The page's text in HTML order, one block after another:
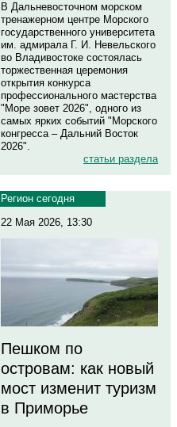
В Дальневосточном морском
тренажерном центре Морского
государственного университета
им. адмирала Г. И. Невельского
во Владивостоке состоялась
торжественная церемония
открытия конкурса
профессионального мастерства
"Море зовет 2026", одного из
самых ярких событий "Морского
конгресса – Дальний Восток
2026".
статьи раздела
Регион сегодня
22 Мая 2026, 13:30
Пешком по
островам: как новый
мост изменит туризм
в Приморье